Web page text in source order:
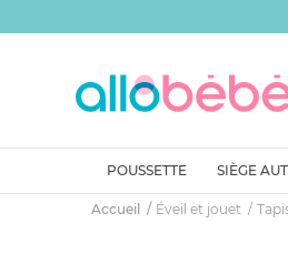
POUSSETTE SIÈGE
Accueil Éveil et jouet